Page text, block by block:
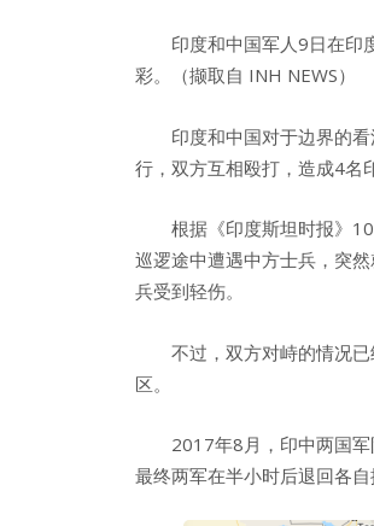
印度和中国军人9日在印度
彩。（撷取自 INH NEWS）
印度和中国对于边界的看
行，双方互相殴打，造成4名
根据《印度斯坦时报》10
巡逻途中遭遇中方士兵，突
兵受到轻伤。
不过，双方对峙的情况已
区。
2017年8月，印中两国军
最终两军在半小时后退回各